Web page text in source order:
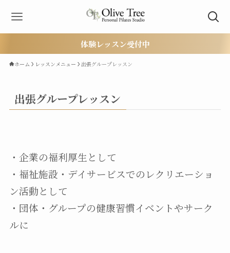
体験レッスン受付中
ホーム レッスンメニュー 出張グループレッスン
出張グループレッスン
・企業の福利厚生として
・福祉施設・デイサービスでのレクリエーショ
ン活動として
・団体・グループの健康習慣イベントやサーク
ルに